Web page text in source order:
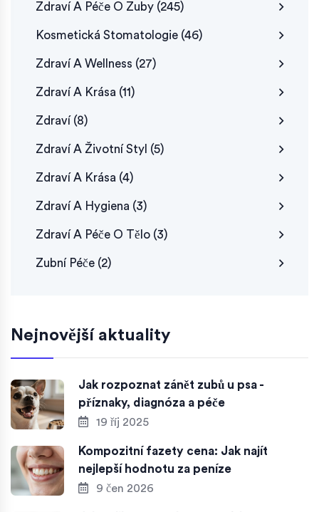
Zdraví A Péče O Zuby (245)
Kosmetická Stomatologie (46)
Zdraví A Wellness (27)
Zdraví A Krása (11)
Zdraví (8)
Zdraví A Životní Styl (5)
Zdraví A Krása (4)
Zdraví A Hygiena (3)
Zdraví A Péče O Tělo (3)
Zubní Péče (2)
Nejnovější aktuality
Jak rozpoznat zánět zubů u psa -
příznaky, diagnóza a péče
19 říj 2025
Kompozitní fazety cena: Jak najít
nejlepší hodnotu za peníze
9 čen 2026